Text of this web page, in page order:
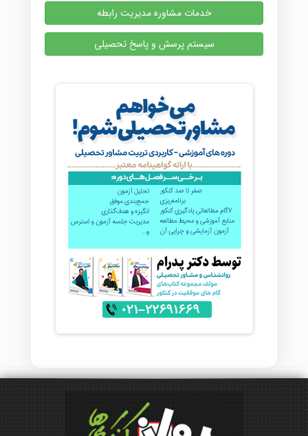
خدمات مشاوره مدیریت رابطه
سیستم پرسش و پاسخ تحصیلی